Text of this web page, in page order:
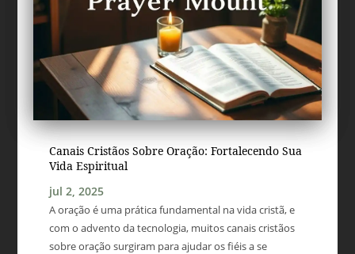
Canais Cristãos Sobre Oração: Fortalecendo Sua
Vida Espiritual
jul 2, 2025
A oração é uma prática fundamental na vida cristã, e
com o advento da tecnologia, muitos canais cristãos
sobre oração surgiram para ajudar os fiéis a se